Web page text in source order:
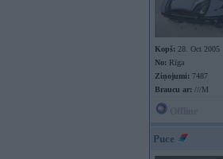
Kopš: 28. Oct 2005
No: Rīga
Ziņojumi: 7487
Braucu ar: ///M
Puce